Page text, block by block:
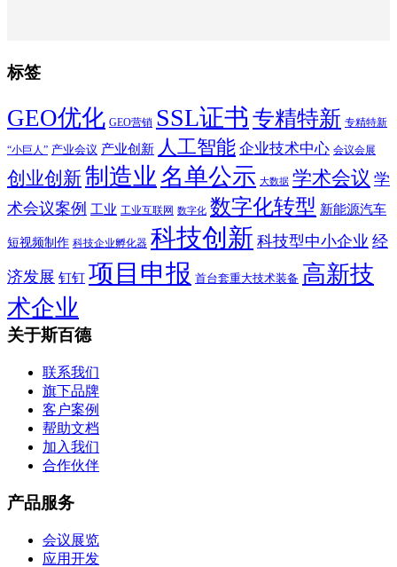
标签
GEO优化 GEO营销 SSL证书 专精特新 专精特新
“小巨人” 产业会议 产业创新 人工智能 企业技术中心 会议会展
创业创新制造业 名单公示 大数据 学术会议 学
术会议案例 工业 工业互联网 数字化 数字化转型 新能源汽车
短视频制作 科技企业孵化器 科技创新 科技型中小企业 经
济发展 钉钉 项目申报 首台套重大技术装备 高新技
术企业
关于斯百德
联系我们
旗下品牌
客户案例
帮助文档
加入我们
合作伙伴
产品服务
会议展览
应用开发